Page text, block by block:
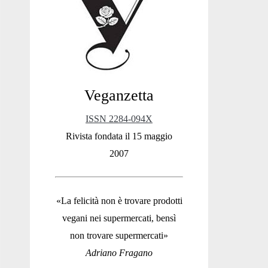
Sidebar
Veganzetta
ISSN 2284-094X
Rivista fondata il 15 maggio
2007
«La felicità non è trovare prodotti
vegani nei supermercati, bensì
non trovare supermercati»
Adriano Fragano